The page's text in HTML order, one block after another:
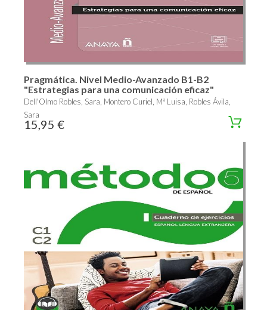
Pragmática. Nivel Medio-Avanzado B1-B2
"Estrategias para una comunicación eficaz"
Dell'Olmo Robles, Sara, Montero Curiel, Mª Luisa, Robles Ávila,
Sara
15,95 €